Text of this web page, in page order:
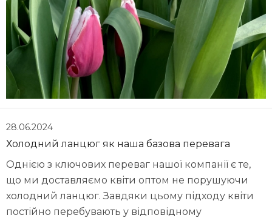
28.06.2024
Холодний ланцюг як наша базова перевага
Однією з ключових переваг нашої компанії є те,
що ми доставляємо квіти оптом не порушуючи
холодний ланцюг. Завдяки цьому підходу квіти
постійно перебувають у відповідному